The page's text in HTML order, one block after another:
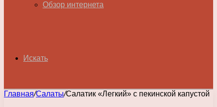
Обзор интернета
Искать
Главная/Салаты/Салатик «Легкий» с пекинской капустой